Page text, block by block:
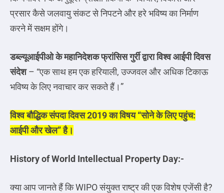
प्रसार कैसे जलवायु संकट से निपटने और हरे भविष्य का निर्माण
करने में सक्षम होंगे।
डब्ल्यूआईपीओ के महानिदेशक फ्रांसिस गुर्री द्वारा विश्व आईपी दिवस
संदेश– “एक साथ हम एक हरियाली, उज्जवल और अधिक टिकाऊ
भविष्य के लिए नवाचार कर सकते हैं।”
विश्व बौद्धिक संपदा दिवस 2019 का विषय “सोने के लिए पहुंच:
आईपी और खेल” है।
History of World Intellectual Property Day:-
क्या आप जानते हैं कि WIPO संयुक्त राष्ट्र की एक विशेष एजेंसी है?